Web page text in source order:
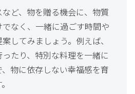
ど、物を贈る機会に、物質
なく、一緒に過ごす時間や
してみましょう。例えば、
たり、特別な料理を一緒に
物に依存しない幸福感を育